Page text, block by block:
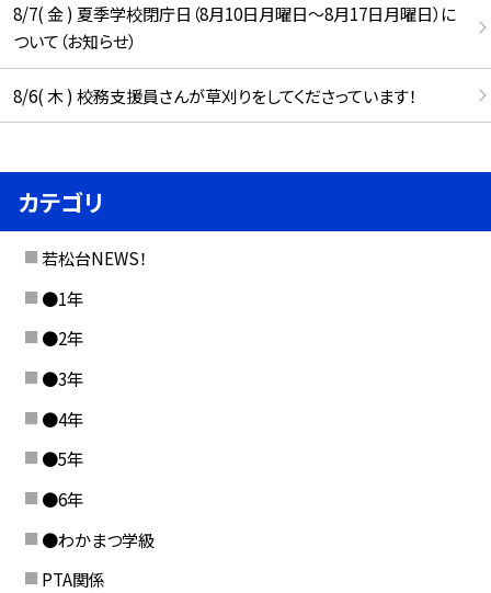
8/7( 金 ) 夏季学校閉庁日（8月10日月曜日～8月17日月曜日）に
ついて（お知らせ）
8/6( 木 ) 校務支援員さんが草刈りをしてくださっています！
カテゴリ
若松台NEWS！
●1年
●2年
●3年
●4年
●5年
●6年
●わかまつ学級
PTA関係